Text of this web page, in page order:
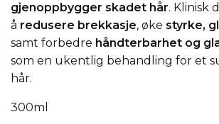
gjenoppbygger skadet hår. Klinisk
å redusere brekkasje, øke styrke,
samt forbedre håndterbarhet og
som en ukentlig behandling for et
hår.
300ml